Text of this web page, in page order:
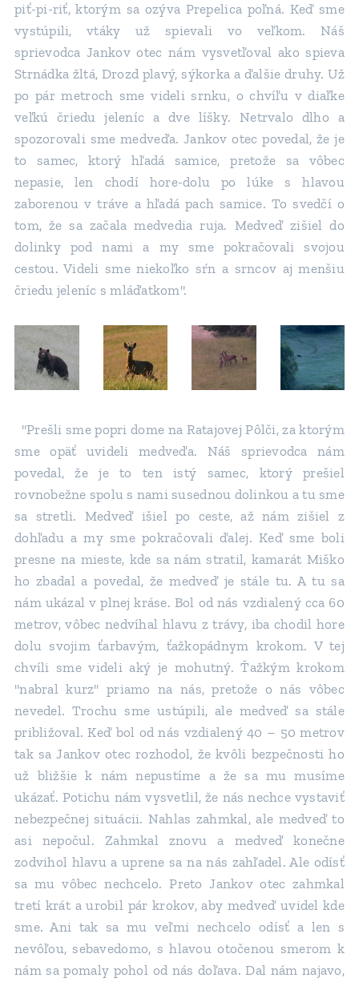
piť-pi-riť, ktorým sa ozýva Prepelica poľná. Keď sme
vystúpili, vtáky už spievali vo veľkom. Náš
sprievodca Jankov otec nám vysvetľoval ako spieva
Strnádka žltá, Drozd plavý, sýkorka a ďalšie druhy. Už
po pár metroch sme videli srnku, o chvíľu v diaľke
veľkú čriedu jeleníc a dve líšky. Netrvalo dlho a
spozorovali sme medveďa. Jankov otec povedal, že je
to samec, ktorý hľadá samice, pretože sa vôbec
nepasie, len chodí hore-dolu po lúke s hlavou
zaborenou v tráve a hľadá pach samice. To svedčí o
tom, že sa začala medvedia ruja. Medveď zišiel do
dolinky pod nami a my sme pokračovali svojou
cestou. Videli sme niekoľko sŕn a srncov aj menšiu
čriedu jeleníc s mláďatkom".
"Prešli sme popri dome na Ratajovej Pôlči, za ktorým
sme opäť uvideli medveďa. Náš sprievodca nám
povedal, že je to ten istý samec, ktorý prešiel
rovnobežne spolu s nami susednou dolinkou a tu sme
sa stretli. Medveď išiel po ceste, až nám zišiel z
dohľadu a my sme pokračovali ďalej. Keď sme boli
presne na mieste, kde sa nám stratil, kamarát Miško
ho zbadal a povedal, že medveď je stále tu. A tu sa
nám ukázal v plnej kráse. Bol od nás vzdialený cca 60
metrov, vôbec nedvíhal hlavu z trávy, iba chodil hore
dolu svojim ťarbavým, ťažkopádnym krokom. V tej
chvíli sme videli aký je mohutný. Ťažkým krokom
"nabral kurz" priamo na nás, pretože o nás vôbec
nevedel. Trochu sme ustúpili, ale medveď sa stále
približoval. Keď bol od nás vzdialený 40 – 50 metrov
tak sa Jankov otec rozhodol, že kvôli bezpečnosti ho
už bližšie k nám nepustíme a že sa mu musíme
ukázať. Potichu nám vysvetlil, že nás nechce vystaviť
nebezpečnej situácii. Nahlas zahmkal, ale medveď to
asi nepočul. Zahmkal znovu a medveď konečne
zodvihol hlavu a uprene sa na nás zahľadel. Ale odísť
sa mu vôbec nechcelo. Preto Jankov otec zahmkal
tretí krát a urobil pár krokov, aby medveď uvidel kde
sme. Ani tak sa mu veľmi nechcelo odísť a len s
nevôľou, sebavedomo, s hlavou otočenou smerom k
nám sa pomaly pohol od nás doľava. Dal nám najavo,